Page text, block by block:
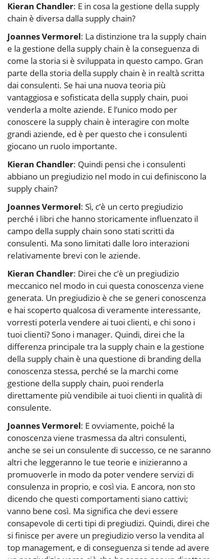
Kieran Chandler: E in cosa la gestione della supply
chain è diversa dalla supply chain?
Joannes Vermorel: La distinzione tra la supply chain
e la gestione della supply chain è la conseguenza di
come la storia si è sviluppata in questo campo. Gran
parte della storia della supply chain è in realtà scritta
dai consulenti. Se hai una nuova teoria più
vantaggiosa e sofisticata della supply chain, puoi
venderla a molte aziende. E l’unico modo per
conoscere la supply chain è interagire con molte
grandi aziende, ed è per questo che i consulenti
giocano un ruolo importante.
Kieran Chandler: Quindi pensi che i consulenti
abbiano un pregiudizio nel modo in cui definiscono la
supply chain?
Joannes Vermorel: Sì, c’è un certo pregiudizio
perché i libri che hanno storicamente influenzato il
campo della supply chain sono stati scritti da
consulenti. Ma sono limitati dalle loro interazioni
relativamente brevi con le aziende.
Kieran Chandler: Direi che c’è un pregiudizio
meccanico nel modo in cui questa conoscenza viene
generata. Un pregiudizio è che se generi conoscenza
e hai scoperto qualcosa di veramente interessante,
vorresti poterla vendere ai tuoi clienti, e chi sono i
tuoi clienti? Sono i manager. Quindi, direi che la
differenza principale tra la supply chain e la gestione
della supply chain è una questione di branding della
conoscenza stessa, perché se la marchi come
gestione della supply chain, puoi renderla
direttamente più vendibile ai tuoi clienti in qualità di
consulente.
Joannes Vermorel: E ovviamente, poiché la
conoscenza viene trasmessa da altri consulenti,
anche se sei un consulente di successo, ce ne saranno
altri che leggeranno le tue teorie e inizieranno a
promuoverle in modo da poter vendere servizi di
consulenza in proprio, e così via. E ancora, non sto
dicendo che questi comportamenti siano cattivi;
vanno bene così. Ma significa che devi essere
consapevole di certi tipi di pregiudizi. Quindi, direi che
si finisce per avere un pregiudizio verso la vendita al
top management, e di conseguenza si tende ad avere